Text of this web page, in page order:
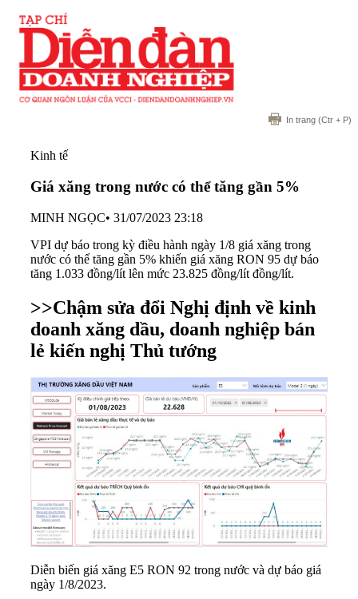
In trang (Ctr + P)
Kinh tế
Giá xăng trong nước có thể tăng gần 5%
MINH NGỌC• 31/07/2023 23:18
VPI dự báo trong kỳ điều hành ngày 1/8 giá xăng trong
nước có thể tăng gần 5% khiến giá xăng RON 95 dự báo
tăng 1.033 đồng/lít lên mức 23.825 đồng/lít đồng/lít.
>>Chậm sửa đổi Nghị định về kinh
doanh xăng dầu, doanh nghiệp bán
lẻ kiến nghị Thủ tướng
Diễn biến giá xăng E5 RON 92 trong nước và dự báo giá
ngày 1/8/2023.